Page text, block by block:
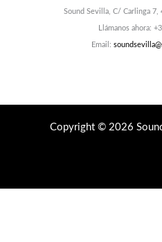
Sound Sevilla, C/ Carlinga 7,
Llámanos ahora:
Email:
Copyright © 2026